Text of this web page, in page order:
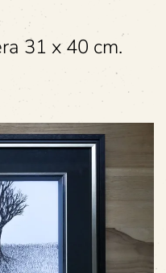
31 x 40 cm.